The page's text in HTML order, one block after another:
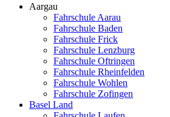
Aargau
Fahrschule Aarau
Fahrschule Baden
Fahrschule Frick
Fahrschule Lenzburg
Fahrschule Oftringen
Fahrschule Rheinfelden
Fahrschule Wohlen
Fahrschule Zofingen
Basel Land